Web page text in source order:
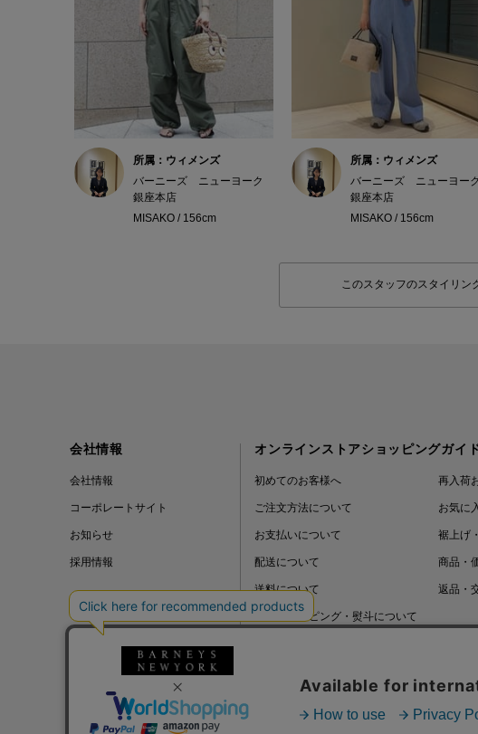
所属：ウィメンズ
バーニーズ ニューヨーク
銀座本店
MISAKO / 156cm
所属：ウィメンズ
バーニーズ ニューヨーク
銀座本店
MISAKO / 156cm
このスタッフのスタイリン
会社情報
会社情報
コーポレートサイト
お知らせ
採用情報
オンラインストアショッピングガイド
初めてのお客様へ
ご注文方法について
お支払いについて
配送について
送料について
ギフトラッピング・熨斗について
再入荷
お気に
裾上げ
商品・
返品・